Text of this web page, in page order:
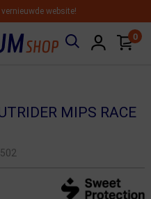
website!
0
MIPS RACE